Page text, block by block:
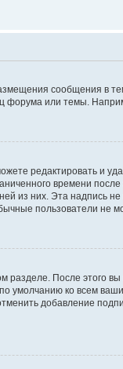
сообщения в
форума или темы.
редактировать и
времени
из них. Эта
пользователи не
разделе. После этого
умолчанию ко всем
добавление